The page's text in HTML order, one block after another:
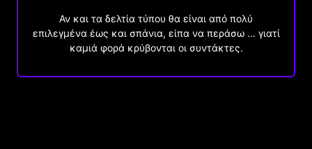
Αν και τα δελτία τύπου θα είναι από πολύ
επιλεγμένα έως και σπάνια, είπα να περάσω … γιατί
καμιά φορά κρύβονται οι συντάκτες.